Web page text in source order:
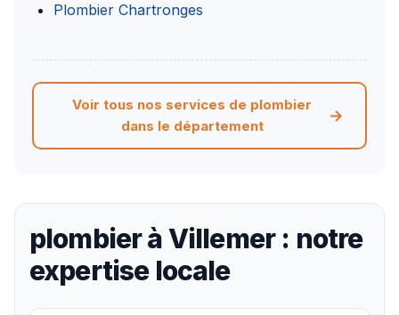
Plombier Chartronges
Voir tous nos services de plombier
dans le département
plombier à Villemer : notre
expertise locale